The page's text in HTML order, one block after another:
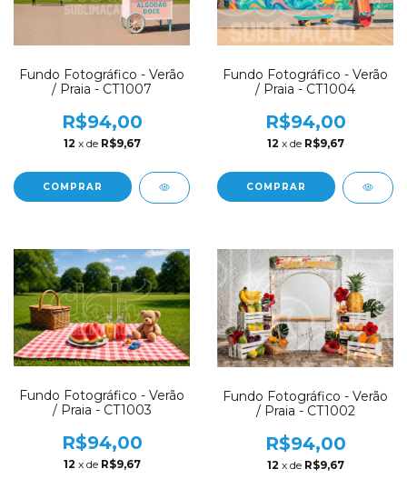
Fundo Fotográfico - Verão
/ Praia - CT1007
R$94,00
12 x de R$9,67
COMPRAR
Fundo Fotográfico - Verão
/ Praia - CT1004
R$94,00
12 x de R$9,67
COMPRAR
Fundo Fotográfico - Verão
/ Praia - CT1003
R$94,00
12 x de R$9,67
Fundo Fotográfico - Verão
/ Praia - CT1002
R$94,00
12 x de R$9,67